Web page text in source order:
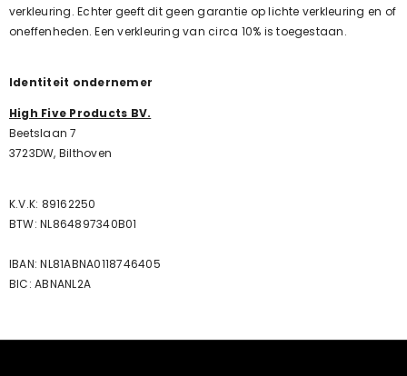
verkleuring. Echter geeft dit geen garantie op lichte verkleuring en of
oneffenheden. Een verkleuring van circa 10% is toegestaan.
Identiteit ondernemer
High Five Products BV.
Beetslaan 7
3723DW, Bilthoven
K.V.K: 89162250
BTW: NL864897340B01
IBAN: NL81ABNA0118746405
BIC: ABNANL2A